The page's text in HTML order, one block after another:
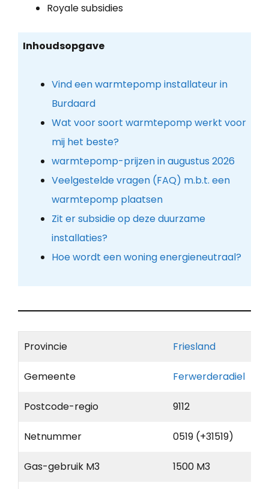
Royale subsidies
Inhoudsopgave
Vind een warmtepomp installateur in
Burdaard
Wat voor soort warmtepomp werkt voor
mij het beste?
warmtepomp-prijzen in augustus 2026
Veelgestelde vragen (FAQ) m.b.t. een
warmtepomp plaatsen
Zit er subsidie op deze duurzame
installaties?
Hoe wordt een woning energieneutraal?
Provincie Friesland
Gemeente Ferwerderadiel
Postcode-regio 9112
Netnummer 0519 (+31519)
Gas-gebruik M3 1500 M3